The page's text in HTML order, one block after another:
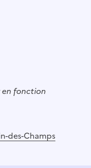
en fonction
des-Champs